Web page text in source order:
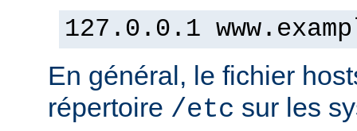
127.0.0.1
En général, le fichier
répertoire /etc sur les